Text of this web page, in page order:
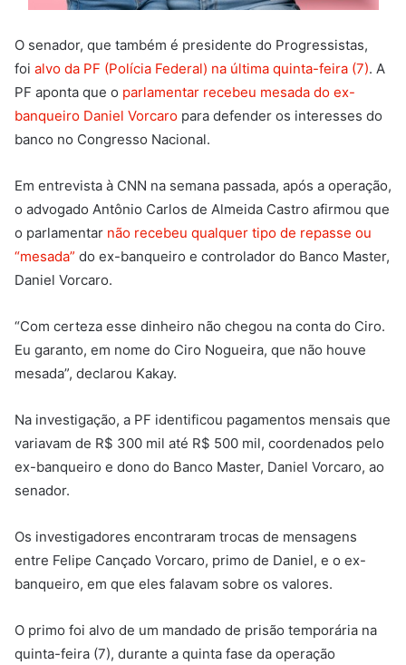
O senador, que também é presidente do Progressistas,
foi alvo da PF (Polícia Federal) na última quinta-feira (7). A
PF aponta que o parlamentar recebeu mesada do ex-
banqueiro Daniel Vorcaro para defender os interesses do
banco no Congresso Nacional.
Em entrevista à CNN na semana passada, após a operação,
o advogado Antônio Carlos de Almeida Castro afirmou que
o parlamentar não recebeu qualquer tipo de repasse ou
“mesada” do ex-banqueiro e controlador do Banco Master,
Daniel Vorcaro.
“Com certeza esse dinheiro não chegou na conta do Ciro.
Eu garanto, em nome do Ciro Nogueira, que não houve
mesada”, declarou Kakay.
Na investigação, a PF identificou pagamentos mensais que
variavam de R$ 300 mil até R$ 500 mil, coordenados pelo
ex-banqueiro e dono do Banco Master, Daniel Vorcaro, ao
senador.
Os investigadores encontraram trocas de mensagens
entre Felipe Cançado Vorcaro, primo de Daniel, e o ex-
banqueiro, em que eles falavam sobre os valores.
O primo foi alvo de um mandado de prisão temporária na
quinta-feira (7), durante a quinta fase da operação